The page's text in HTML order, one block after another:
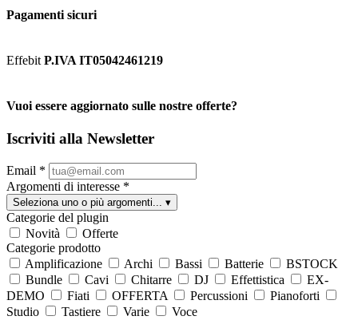
Pagamenti sicuri
Effebit P.IVA IT05042461219
Vuoi essere aggiornato sulle nostre offerte?
Iscriviti alla Newsletter
Email *
Argomenti di interesse *
Seleziona uno o più argomenti... ▾
Categorie del plugin
Novità
Offerte
Categorie prodotto
Amplificazione
Archi Bassi Batterie
BSTOCK
Bundle
Cavi Chitarre DJ Effettistica
EX-
DEMO
Fiati OFFERTA Percussioni
Pianoforti
Studio
Tastiere Varie Voce